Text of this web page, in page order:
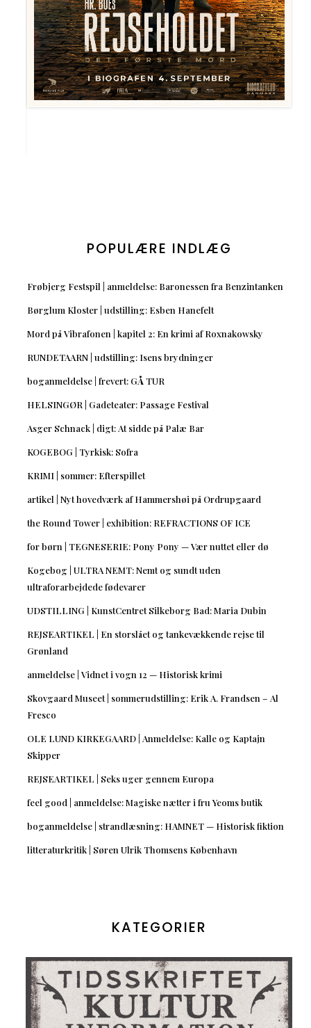
POPULÆRE INDLÆG
Frøbjerg Festspil | anmeldelse: Baronessen fra Benzintanken
Børglum Kloster | udstilling: Esben Hanefelt
Mord på Vibrafonen | kapitel 2: En krimi af Roxnakowsky
RUNDETAARN | udstilling: Isens brydninger
boganmeldelse | frevert: GÅ TUR
HELSINGØR | Gadeteater: Passage Festival
Asger Schnack | digt: At sidde på Palæ Bar
KOGEBOG | Tyrkisk: Sofra
KRIMI | sommer: Efterspillet
artikel | Nyt hovedværk af Hammershøi på Ordrupgaard
the Round Tower | exhibition: REFRACTIONS OF ICE
for børn | TEGNESERIE: Pony Pony — Vær nuttet eller dø
Kogebog | ULTRA NEMT: Nemt og sundt uden
ultraforarbejdede fødevarer
UDSTILLING | KunstCentret Silkeborg Bad: Maria Dubin
REJSEARTIKEL | En storslået og tankevækkende rejse til
Grønland
anmeldelse | Vidnet i vogn 12 — Historisk krimi
Skovgaard Museet | sommerudstilling: Erik A. Frandsen – Al
Fresco
OLE LUND KIRKEGAARD | Anmeldelse: Kalle og Kaptajn
Skipper
REJSEARTIKEL | Seks uger gennem Europa
feel good | anmeldelse: Magiske nætter i fru Yeoms butik
boganmeldelse | strandlæsning: HAMNET — Historisk fiktion
litteraturkritik | Søren Ulrik Thomsens København
KATEGORIER